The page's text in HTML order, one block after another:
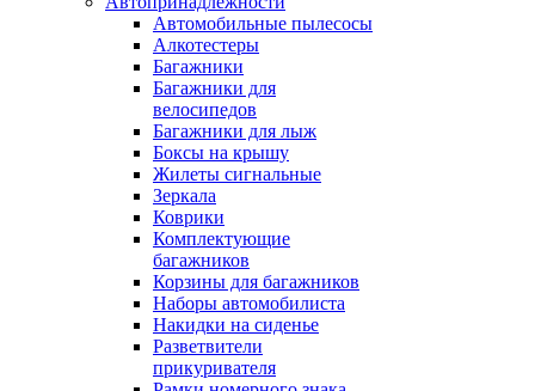
Автомобильные пылесосы
Алкотестеры
Багажники
Багажники для
велосипедов
Багажники для лыж
Боксы на крышу
Жилеты сигнальные
Зеркала
Коврики
Комплектующие
багажников
Корзины для багажников
Наборы автомобилиста
Накидки на сиденье
Разветвители
прикуривателя